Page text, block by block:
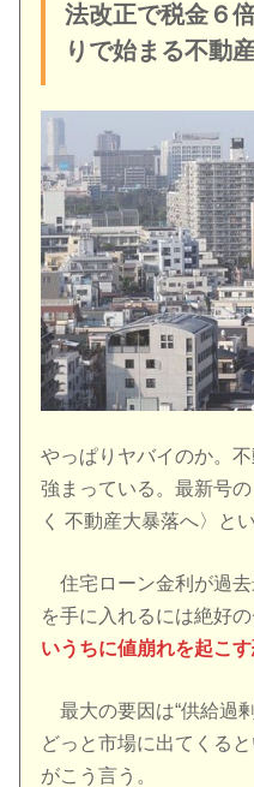
法改正で税金６
りで始まる不動
やっぱりヤバイのか。
強まっている。最新号
く 不動産大暴落へ〉と
住宅ローン金利が過去
を手に入れるには絶好
いうちに値崩れを起こす
最大の要因は“供給過
どっと市場に出てくる
がこう言う。